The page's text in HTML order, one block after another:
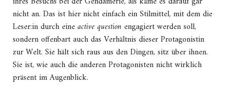
nicht an. Das ist hier nicht einfach ein Stilmittel, mit dem die
Leser:in durch eineactive question engagiert werden soll,
sondern offenbart auch das Verhältnis dieser Protagonistin
zur Welt. Sie hält sich raus aus den Dingen, sitz über ihnen.
Sie ist, wie auch die anderen Protagonisten nicht wirklich
präsent im Augenblick.